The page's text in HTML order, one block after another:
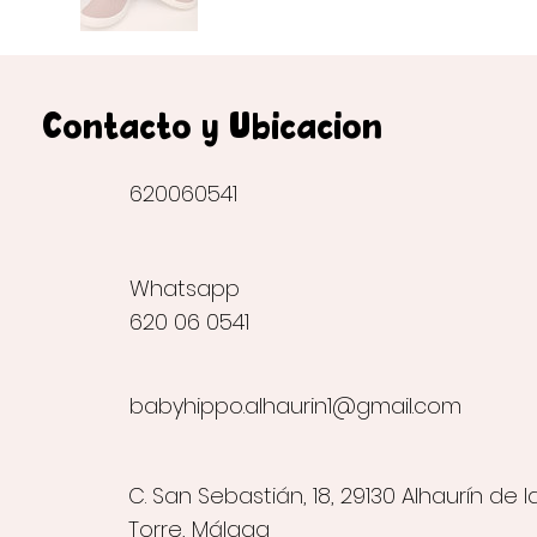
Contacto y Ubicación
620060541
Whatsapp
620 06 0541
babyhippo.alhaurin1@gmail.com
C. San Sebastián, 18, 29130 Alhaurín de
Torre, Málaga